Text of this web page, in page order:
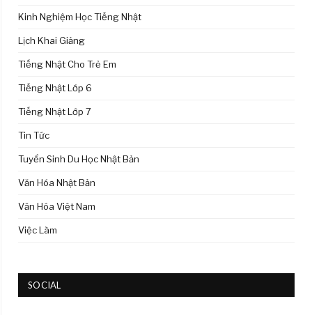
Kinh Nghiệm Học Tiếng Nhật
Lịch Khai Giảng
Tiếng Nhật Cho Trẻ Em
Tiếng Nhật Lớp 6
Tiếng Nhật Lớp 7
Tin Tức
Tuyển Sinh Du Học Nhật Bản
Văn Hóa Nhật Bản
Văn Hóa Việt Nam
Việc Làm
SOCIAL